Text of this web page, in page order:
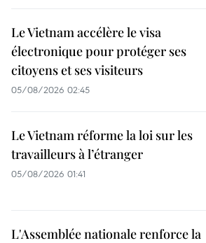
Le Vietnam accélère le visa
électronique pour protéger ses
citoyens et ses visiteurs
05/08/2026 02:45
Le Vietnam réforme la loi sur les
travailleurs à l’étranger
05/08/2026 01:41
L'Assemblée nationale renforce la